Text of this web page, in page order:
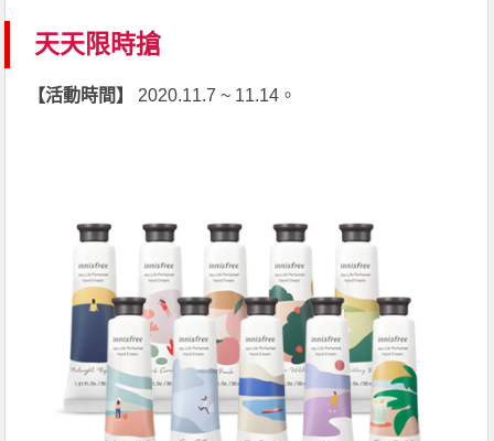
天天限時搶
【活動時間】 2020.11.7 ~ 11.14。